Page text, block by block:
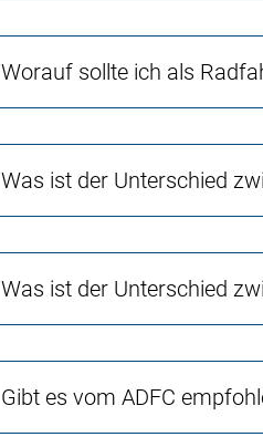
Worauf sollte ich als
Was ist der Unterschied
Was ist der Unterschied
Gibt es vom ADFC